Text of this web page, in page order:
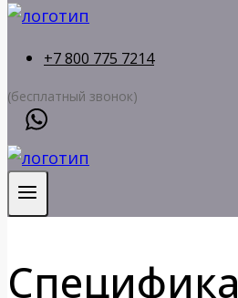
+7 800 775 7214
(бесплатный звонок)
Специфика